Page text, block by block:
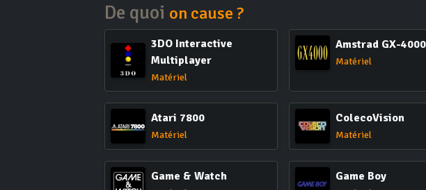
De quoi on cause ?
3DO Interactive
Multiplayer
Matériel
Amstrad GX-4000
Matériel
Atari 7800
Matériel
ColecoVision
Matériel
Game & Watch Game Boy